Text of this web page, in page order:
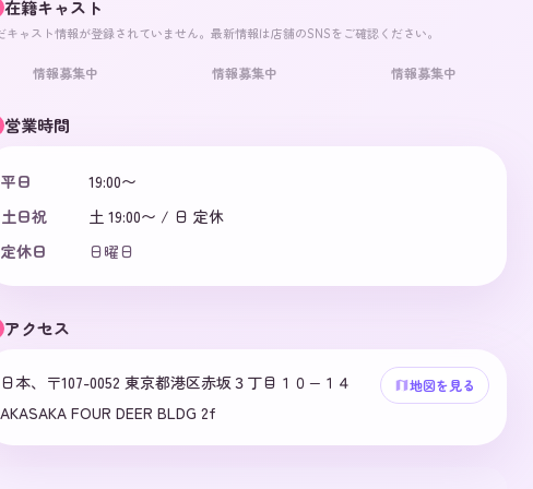
在籍キャスト
キャスト情報が登録されていません。最新情報は店舗のSNSをご確認ください。
情報募集中 情報募集中 情報募集中
営業時間
平日
19:00〜
土日祝
土 19:00〜 / 日 定休
定休日
日曜日
アクセス
日本、〒107-0052 東京都港区赤坂３丁目１０−１４
AKASAKA FOUR DEER BLDG 2f
地図を見る